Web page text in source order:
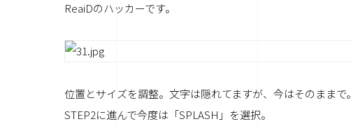
ReaiDのハッカーです。
位置とサイズを調整。文字は隠れてますが、今はそのままで。
STEP2に進んで今度は「SPLASH」を選択。